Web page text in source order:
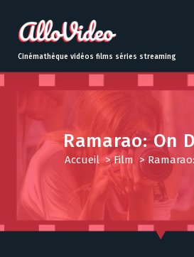
t
o
Cinémathèque vidéos films séries streaming
Ramarao: On
Accueil >Film >